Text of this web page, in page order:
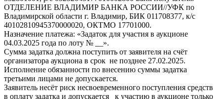
ОТДЕЛЕНИЕ ВЛАДИМИР БАНКА РОССИИ//УФК по
Владимирской области г. Владимир, БИК 011708377, к/с
40102810945370000020, ОКТМО 17701000.
Назначение платежа: «Задаток для участия в аукционе
04.03.2025 года по лоту № __».
Сумма задатка должна поступить от заявителя на счёт
организатора аукциона в срок не позднее 27.02.2025.
Исполнение обязанности по внесению суммы задатка
третьими лицами не допускается.
Заявитель несёт риск несвоевременного поступления средств
в оплату задатка и допускается к участию в аукционе только